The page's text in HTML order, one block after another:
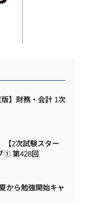
版】財務・会計 1次
【2次試験スター
① 第428回
から勉強開始キャ